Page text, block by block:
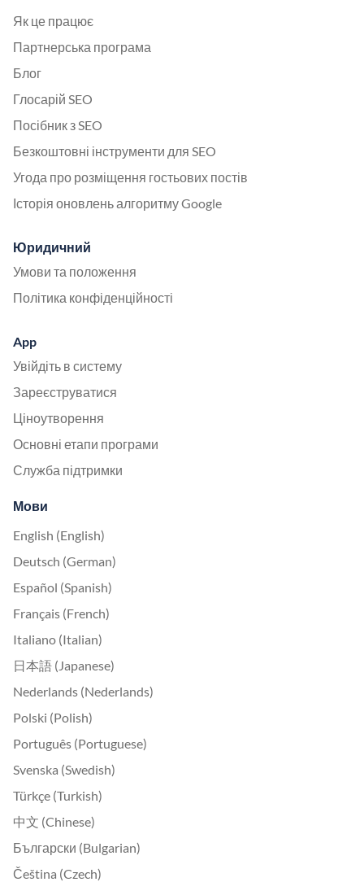
Як це працює
Партнерська програма
Блог
Глосарій SEO
Посібник з SEO
Безкоштовні інструменти для SEO
Угода про розміщення гостьових постів
Історія оновлень алгоритму Google
Юридичний
Умови та положення
Політика конфіденційності
App
Увійдіть в систему
Зареєструватися
Ціноутворення
Основні етапи програми
Служба підтримки
Мови
English (English)
Deutsch (German)
Español (Spanish)
Français (French)
Italiano (Italian)
日本語 (Japanese)
Nederlands (Nederlands)
Polski (Polish)
Português (Portuguese)
Svenska (Swedish)
Türkçe (Turkish)
中文 (Chinese)
Български (Bulgarian)
Čeština (Czech)